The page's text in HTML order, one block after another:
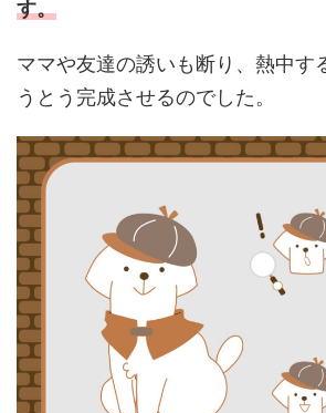
す。
ママや友達の誘いも断り、熱中す
うとう完成させるのでした。